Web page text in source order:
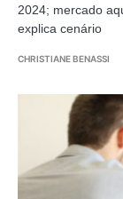
2024; mercado
explica cenário
CHRISTIANE BENASSI